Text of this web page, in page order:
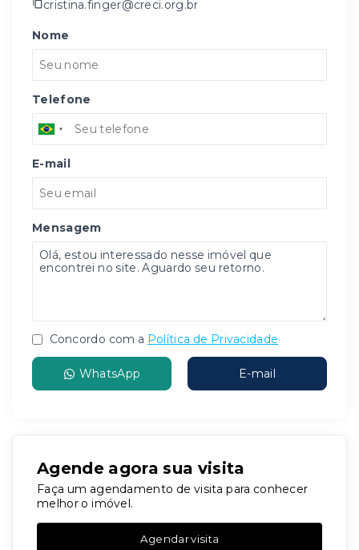
cristina.finger@creci.org.br
Nome
Telefone
E-mail
Mensagem
Concordo com a Política de Privacidade
WhatsApp E-mail
Agende agora sua visita
Faça um agendamento de visita para conhecer
melhor o imóvel.
Agendar visita